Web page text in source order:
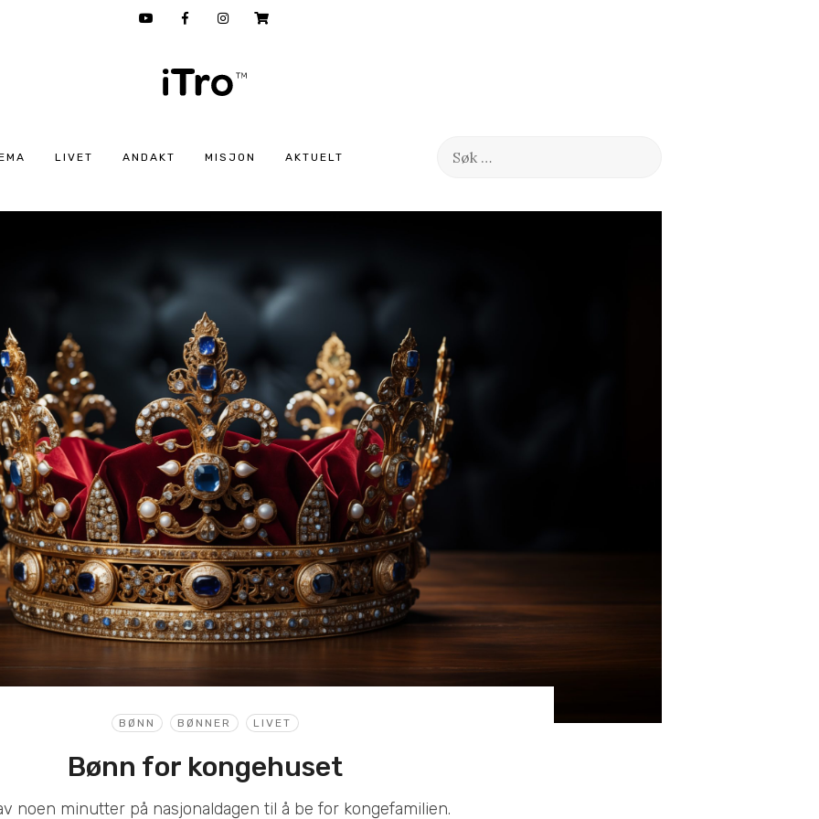
LIVET ANDAKT MISJON AKTUELT
Søk
BØNN BØNNER LIVET
Bønn for kongehuset
noen minutter på nasjonaldagen til å be for kongefamilien.